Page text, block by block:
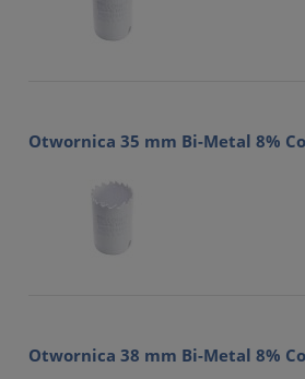
Otwornica 35 mm Bi-Metal 8%
Otwornica 38 mm Bi-Metal 8%